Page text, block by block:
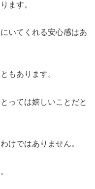
ます。
いてくれる安心感はあ
もあります。
っては嬉しいことだと
けではありません。